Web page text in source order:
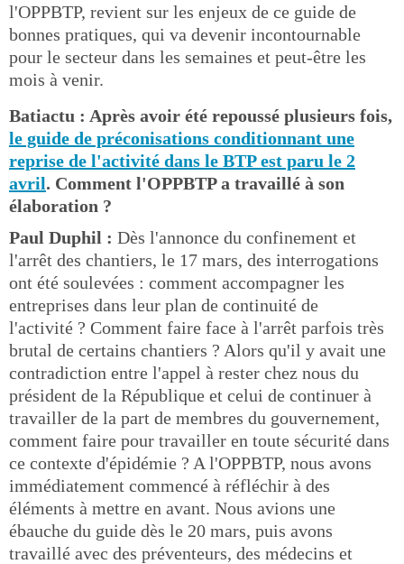
l'OPPBTP, revient sur les enjeux de ce guide de
bonnes pratiques, qui va devenir incontournable
pour le secteur dans les semaines et peut-être les
mois à venir.
Batiactu : Après avoir été repoussé plusieurs fois,
le guide de préconisations conditionnant une
reprise de l'activité dans le BTP est paru le 2
avril. Comment l'OPPBTP a travaillé à son
élaboration ?
Paul Duphil : Dès l'annonce du confinement et
l'arrêt des chantiers, le 17 mars, des interrogations
ont été soulevées : comment accompagner les
entreprises dans leur plan de continuité de
l'activité ? Comment faire face à l'arrêt parfois très
brutal de certains chantiers ? Alors qu'il y avait une
contradiction entre l'appel à rester chez nous du
président de la République et celui de continuer à
travailler de la part de membres du gouvernement,
comment faire pour travailler en toute sécurité dans
ce contexte d'épidémie ? A l'OPPBTP, nous avons
immédiatement commencé à réfléchir à des
éléments à mettre en avant. Nous avions une
ébauche du guide dès le 20 mars, puis avons
travaillé avec des préventeurs, des médecins et